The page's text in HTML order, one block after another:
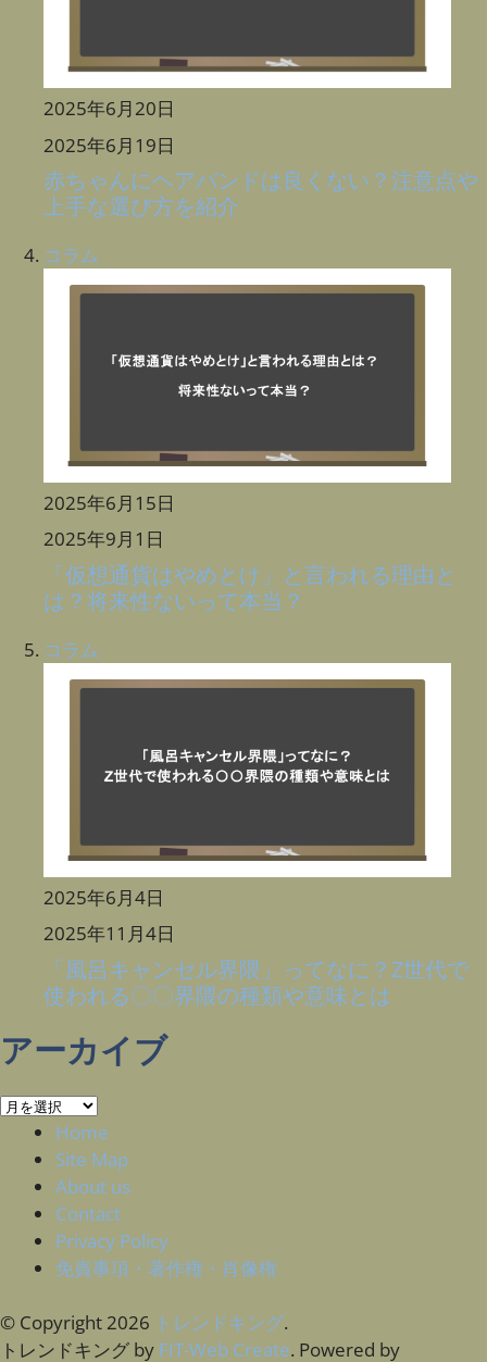
2025年6月20日
2025年6月19日
赤ちゃんにヘアバンドは良くない？注意点や
上手な選び方を紹介
コラム
2025年6月15日
2025年9月1日
「仮想通貨はやめとけ」と言われる理由と
は？将来性ないって本当？
コラム
2025年6月4日
2025年11月4日
「風呂キャンセル界隈」ってなに？Z世代で
使われる〇〇界隈の種類や意味とは
アーカイブ
ア
Home
Site Map
About us
Contact
Privacy Policy
免責事項・著作権・肖像権
© Copyright 2026 トレンドキング.
トレンドキング by FIT-Web Create. Powered by